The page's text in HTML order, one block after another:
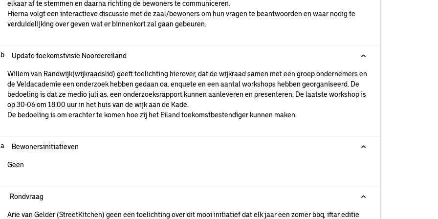
elkaar af te stemmen en daarna richting de bewoners te communiceren.
Hierna volgt een interactieve discussie met de zaal/bewoners om hun vragen te beantwoorden en waar nodig te
verduidelijking over geven wat er binnenkort zal gaan gebeuren.
Update toekomstvisie Noordereiland
Willem van Randwijk(wijkraadslid) geeft toelichting hierover, dat de wijkraad samen met een groep ondernemers en
de Veldacademie een onderzoek hebben gedaan oa. enquete en een aantal workshops hebben georganiseerd. De
bedoeling is dat ze medio juli as. een onderzoeksrapport kunnen aanleveren en presenteren. De laatste workshop is
op 30-06 om 18:00 uur in het huis van de wijk aan de Kade.
De bedoeling is om erachter te komen hoe zij het Eiland toekomstbestendiger kunnen maken.
Bewonersinitiatieven
Geen
Rondvraag
Arie van Gelder (StreetKitchen) geen een toelichting over dit mooi initiatief dat elk jaar een zomer bbq, iftar editie